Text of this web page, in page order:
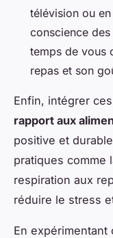
télévision ou
conscience
temps de vous
repas et son
Enfin, intégrer
rapport aux
positive et
pratiques comme
respiration aux
réduire le stress
En